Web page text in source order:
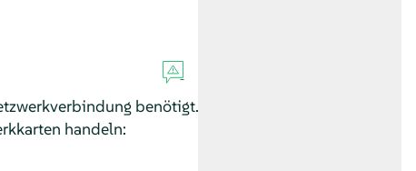
benötigt.
handeln: